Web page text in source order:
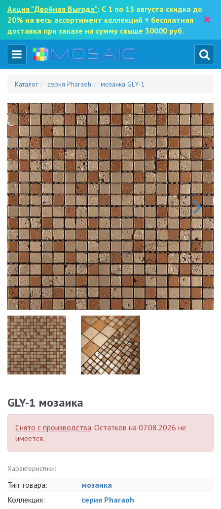
Акция "Двойная Выгода": С 1 по 15 августа скидка до
20% на весь ассортимент коллекций + бесплатная
доставка при заказе на сумму свыше 30000 руб.
×
Каталог серия Pharaoh мозаика GLY-1
GLY-1 мозаика
Снято с производства. Остатков на 07.08.2026 не
имеется.
Характеристики:
Тип товара:
мозаика
Коллекция:
серия Pharaoh